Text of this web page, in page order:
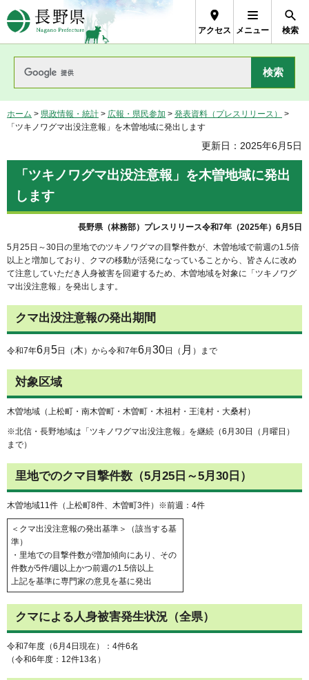
長野県Nagano Prefecture
アクセス メニュー 検索
ホーム > 県政情報・統計 > 広報・県民参加 > 発表資料（プレスリリース）
>
「ツキノワグマ出没注意報」を木曽地域に発出します
更新日：2025年6月5日
「ツキノワグマ出没注意報」を木曽地域に発出
します
長野県（林務部）プレスリリース令和7年（2025年）6月5日
5月25日～30日の里地でのツキノワグマの目撃件数が、木曽地域で前週の1.5倍
以上と増加しており、クマの移動が活発になっていることから、皆さんに改め
て注意していただき人身被害を回避するため、木曽地域を対象に「ツキノワグ
マ出没注意報」を発出します。
クマ出没注意報の発出期間
令和7年6月5日（ 木 ）から令和7年6月30日（ 月 ）まで
対象区域
木曽地域（上松町・南木曽町・木曽町・木祖村・王滝村・大桑村）
※北信・長野地域は「ツキノワグマ出没注意報」を継続（6月30日（月曜日）
まで）
里地でのクマ目撃件数（5月25日～5月30日）
木曽地域11件（上松町8件、木曽町3件）※前週：4件
＜クマ出没注意報の発出基準＞（該当する基
準）
・里地での目撃件数が増加傾向にあり、その
件数が5件/週以上かつ前週の1.5倍以上
上記を基準に専門家の意見を基に発出
クマによる人身被害発生状況（全県）
令和7年度（6月4日現在）：4件6名
（令和6年度：12件13名）